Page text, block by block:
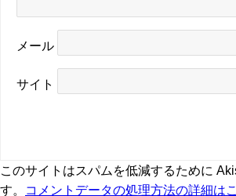
メール
サイト
このサイトはスパムを低減するために
す。
コメントデータの処理方法の詳細は